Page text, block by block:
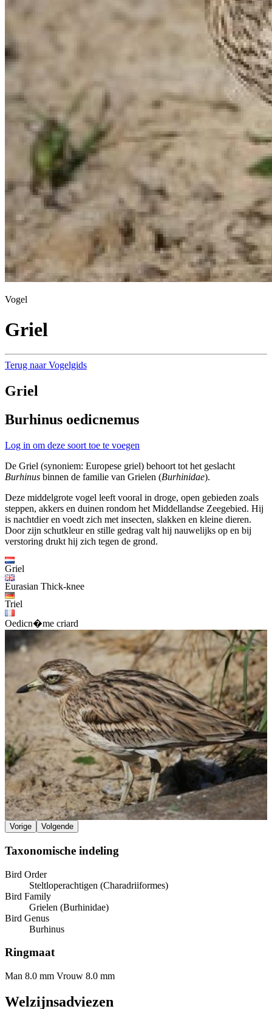
Vogel
Griel
Terug naar Vogelgids
Griel
Burhinus oedicnemus
Log in om deze soort toe te voegen
De Griel (synoniem: Europese griel) behoort tot het geslacht
Burhinus binnen de familie van Grielen (Burhinidae).
Deze middelgrote vogel leeft vooral in droge, open gebieden zoals
steppen, akkers en duinen rondom het Middellandse Zeegebied. Hij
is nachtdier en voedt zich met insecten, slakken en kleine dieren.
Door zijn schutkleur en stille gedrag valt hij nauwelijks op en bij
verstoring drukt hij zich tegen de grond.
Griel
Eurasian Thick-knee
Triel
Oedicn�me criard
Vorige Volgende
Taxonomische indeling
Bird Order
Steltloperachtigen (Charadriiformes)
Bird Family
Grielen (Burhinidae)
Bird Genus
Burhinus
Ringmaat
Man 8.0 mm Vrouw 8.0 mm
Welzijnsadviezen